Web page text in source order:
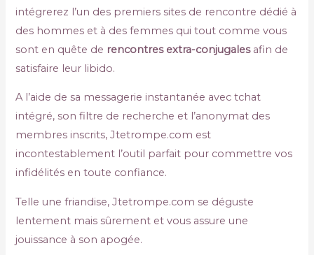
intégrerez l’un des premiers sites de rencontre dédié à
des hommes et à des femmes qui tout comme vous
sont en quête de rencontres extra-conjugalesafin de
satisfaire leur libido.
A l’aide de sa messagerie instantanée avec tchat
intégré, son filtre de recherche et l’anonymat des
membres inscrits, Jtetrompe.com est
incontestablement l’outil parfait pour commettre vos
infidélités en toute confiance.
Telle une friandise, Jtetrompe.com se déguste
lentement mais sûrement et vous assure une
jouissance à son apogée.